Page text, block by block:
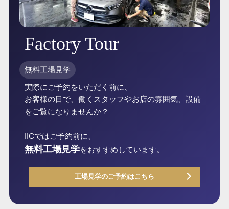
Factory Tour
無料工場見学
実際にご予約をいただく前に、
お客様の目で、働くスタッフやお店の雰囲気、設備
をご覧になりませんか？
IICではご予約前に、
無料工場見学をおすすめしています。
工場見学のご予約はこちら